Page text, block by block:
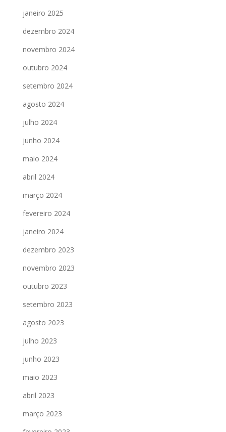
janeiro 2025
dezembro 2024
novembro 2024
outubro 2024
setembro 2024
agosto 2024
julho 2024
junho 2024
maio 2024
abril 2024
março 2024
fevereiro 2024
janeiro 2024
dezembro 2023
novembro 2023
outubro 2023
setembro 2023
agosto 2023
julho 2023
junho 2023
maio 2023
abril 2023
março 2023